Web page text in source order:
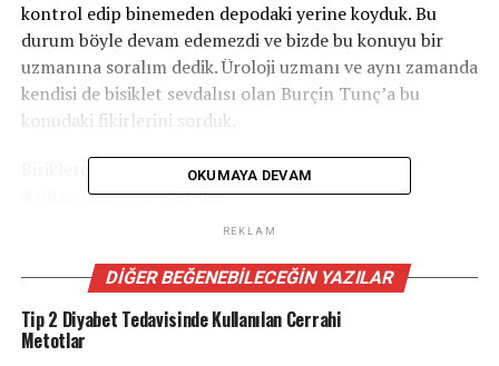
kontrol edip binemeden depodaki yerine koyduk. Bu
durum böyle devam edemezdi ve bizde bu konuyu bir
uzmanına soralım dedik. Üroloji uzmanı ve aynı zamanda
kendisi de bisiklet sevdalısı olan Burçin Tunç’a bu
konudaki fikirlerini sorduk.
Bisiklete binmek cinsel fonksiyon bozukluğu yani
iktidarsızlığa yol açar mı?
erkeğin kafasını karıştıran bir konudur. Bu konu ile ilgili
yapılan birçok çalışma olup çok farklı sonuçlar
bulunmuştur. Bazı araştırmacılar bisiklete binmenin
iktidarsızlık sebepleri arasında gösterilebileceğini
OKUMAYA DEVAM
REKLAM
DIĞER BEĞENEBILECEĞIN YAZILAR
Tip 2 Diyabet Tedavisinde Kullanılan Cerrahi
Metotlar